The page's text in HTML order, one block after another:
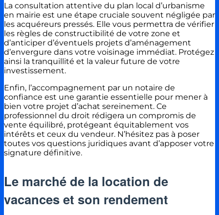
La consultation attentive du plan local d’urbanisme
en mairie est une étape cruciale souvent négligée par
les acquéreurs pressés. Elle vous permettra de vérifier
les règles de constructibilité de votre zone et
d’anticiper d’éventuels projets d’aménagement
d’envergure dans votre voisinage immédiat. Protégez
ainsi la tranquillité et la valeur future de votre
investissement.
Enfin, l’accompagnement par un notaire de
confiance est une garantie essentielle pour mener à
bien votre projet d’achat sereinement. Ce
professionnel du droit rédigera un compromis de
vente équilibré, protégeant équitablement vos
intérêts et ceux du vendeur. N’hésitez pas à poser
toutes vos questions juridiques avant d’apposer votre
signature définitive.
Le marché de la location de
vacances et son rendement